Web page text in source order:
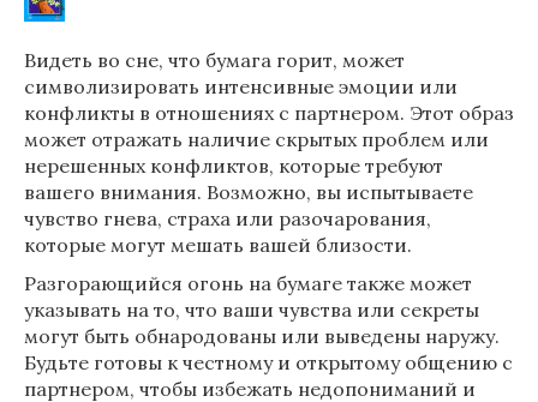
Видеть во сне, что бумага горит, может
символизировать интенсивные эмоции или
конфликты в отношениях с партнером. Этот образ
может отражать наличие скрытых проблем или
нерешенных конфликтов, которые требуют
вашего внимания. Возможно, вы испытываете
чувство гнева, страха или разочарования,
которые могут мешать вашей близости.
Разгорающийся огонь на бумаге также может
указывать на то, что ваши чувства или секреты
могут быть обнародованы или выведены наружу.
Будьте готовы к честному и открытому общению с
партнером, чтобы избежать недопониманий и